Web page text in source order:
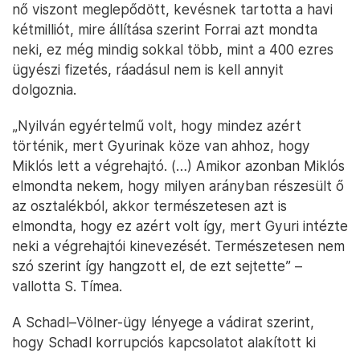
nő viszont meglepődött, kevésnek tartotta a havi
kétmilliót, mire állítása szerint Forrai azt mondta
neki, ez még mindig sokkal több, mint a 400 ezres
ügyészi fizetés, ráadásul nem is kell annyit
dolgoznia.
„Nyilván egyértelmű volt, hogy mindez azért
történik, mert Gyurinak köze van ahhoz, hogy
Miklós lett a végrehajtó. (…) Amikor azonban Miklós
elmondta nekem, hogy milyen arányban részesült ő
az osztalékból, akkor természetesen azt is
elmondta, hogy ez azért volt így, mert Gyuri intézte
neki a végrehajtói kinevezését. Természetesen nem
szó szerint így hangzott el, de ezt sejtette” –
vallotta S. Tímea.
A Schadl–Völner-ügy lényege a vádirat szerint,
hogy Schadl korrupciós kapcsolatot alakított ki